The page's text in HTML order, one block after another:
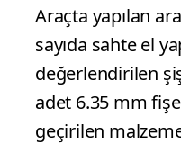
Araçta yapılan
sayıda sahte el
değerlendirilen
adet 6.35 mm
geçirilen